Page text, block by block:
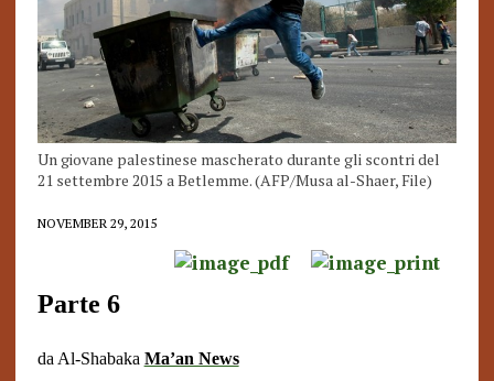
Un giovane palestinese mascherato durante gli scontri del
21 settembre 2015 a Betlemme. (AFP/Musa al-Shaer, File)
NOVEMBER 29, 2015
Parte 6
da Al-Shabaka Ma’an News